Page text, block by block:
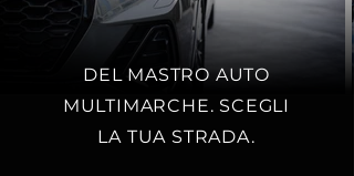
DEL MASTRO AUTO
MULTIMARCHE. SCEGLI
LA TUA STRADA.